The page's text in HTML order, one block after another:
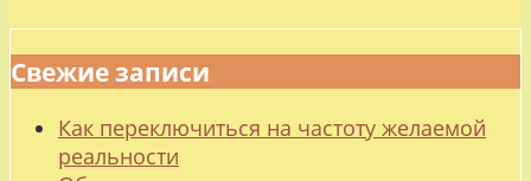
Свежие записи
Как переключиться на частоту желаемой
реальности